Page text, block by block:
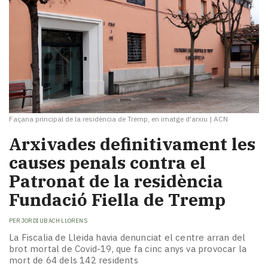
Façana principal de la residència de Tremp, en imatge d'arxiu | ACN
Arxivades definitivament les
causes penals contra el
Patronat de la residència
Fundació Fiella de Tremp
PER JORDI UBACH LLORENS
​La Fiscalia de Lleida havia denunciat el centre arran del
brot mortal de Covid-19, que fa cinc anys va provocar la
mort de 64 dels 142 residents